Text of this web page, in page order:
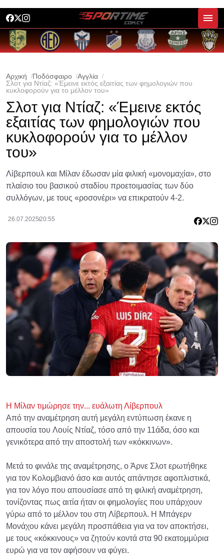
Αρχική Ποδόσφαιρο
Αγγλία
Σλοτ για Ντίαζ: «Έμεινε εκτός εξαιτίας των φημολογιών που
κυκλοφορούν για το μέλλον του»
Σλοτ για Ντίαζ: «Έμεινε εκτός
εξαιτίας των φημολογιών που
κυκλοφορούν για το μέλλον
του»
Λίβερπουλ και Μίλαν έδωσαν μία φιλική «μονομαχία», στο
πλαίσιο του βασικού σταδίου προετοιμασίας των δύο
συλλόγων, με τους «ροσονέρι» να επικρατούν 4-2.
26.07.202520:55
Η Μίλαν τιμώρησε την... ευάλωτη Λίβερπουλ
Από την αναμέτρηση αυτή μεγάλη εντύπωση έκανε η
απουσία του Λουίς Ντίαζ, τόσο από την 11άδα, όσο και
γενικότερα από την αποστολή των «κόκκινων».
Μετά το φινάλε της αναμέτρησης, ο Άρνε Σλοτ ερωτήθηκε
για τον Κολομβιανό άσο και αυτός απάντησε αφοπλιστικά,
για τον λόγο που απουσίασε από τη φιλική αναμέτρηση,
τονίζοντας πως αιτία ήταν οι φημολογίες που υπάρχουν
γύρω από το μέλλον του στη Λίβερπουλ. Η Μπάγερν
Μονάχου κάνει μεγάλη προσπάθεια για να τον αποκτήσει,
με τους «κόκκινους» να ζητούν κοντά στα 90 εκατομμύρια
ευρώ για να τον αφήσουν να φύγει.